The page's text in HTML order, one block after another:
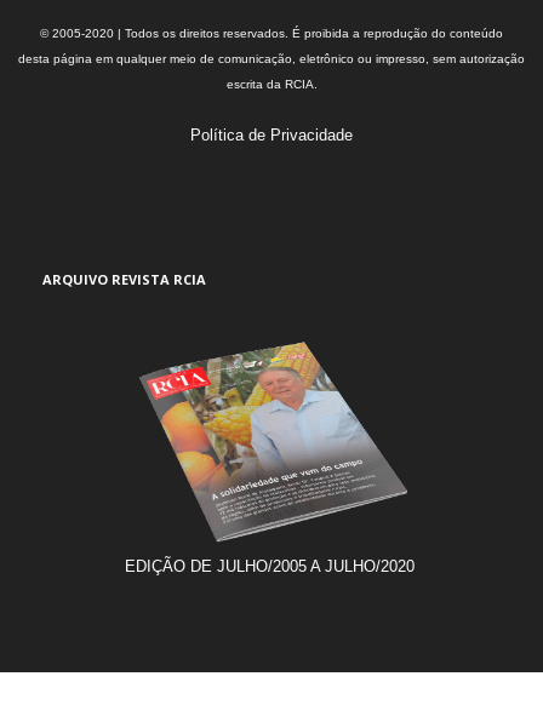
© 2005-2020 | Todos os direitos reservados. É proibida a reprodução do conteúdo
desta página em qualquer meio de comunicação, eletrônico ou impresso, sem autorização
escrita da RCIA.
Política de Privacidade
ARQUIVO REVISTA RCIA
EDIÇÃO DE JULHO/2005 A JULHO/2020